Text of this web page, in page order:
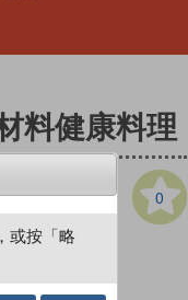
料健康料理
0
或按「略